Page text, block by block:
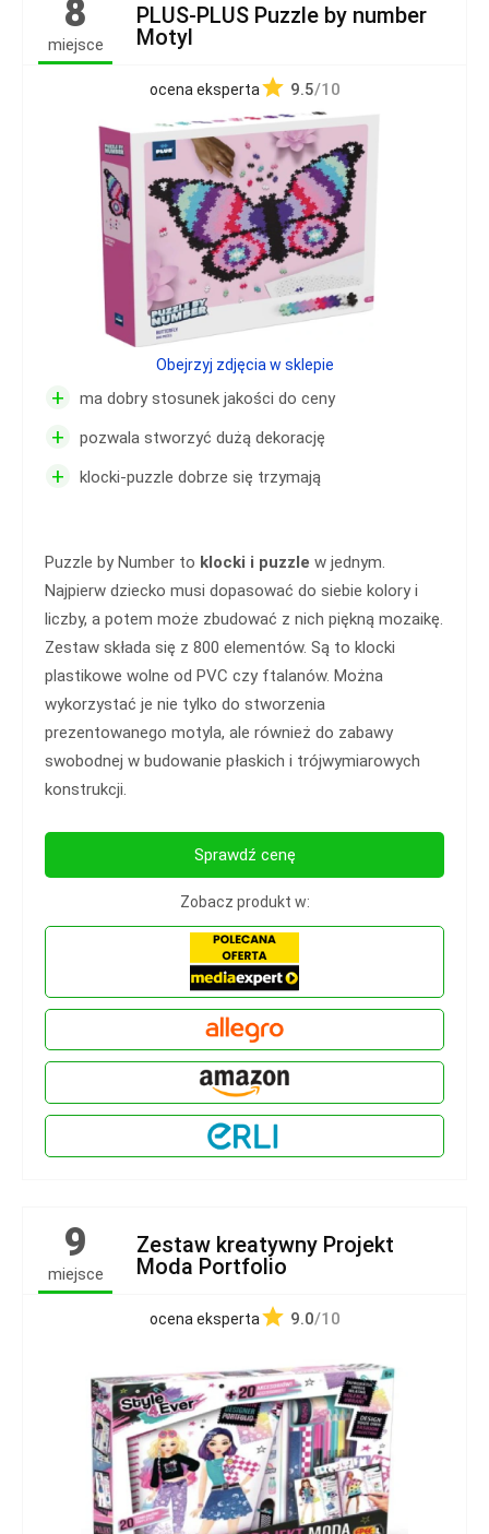
8
miejsce
PLUS-PLUS Puzzle by number
Motyl
ocena eksperta 9.5/10
+ ma dobry stosunek jakości do ceny
+ pozwala stworzyć dużą dekorację
+ klocki-puzzle dobrze się trzymają
Puzzle by Number to klocki i puzzle w jednym.
Najpierw dziecko musi dopasować do siebie kolory i
liczby, a potem może zbudować z nich piękną mozaikę.
Zestaw składa się z 800 elementów. Są to klocki
plastikowe wolne od PVC czy ftalanów. Można
wykorzystać je nie tylko do stworzenia
prezentowanego motyla, ale również do zabawy
swobodnej w budowanie płaskich i trójwymiarowych
konstrukcji.
Obejrzyj zdjęcia w sklepie
Sprawdź cenę
Zobacz produkt w:
9
miejsce
Zestaw kreatywny Projekt
Moda Portfolio
ocena eksperta 9.0/10